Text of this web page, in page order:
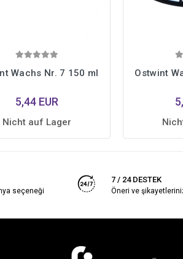
Wachs Nr. 7 150 ml
5,44 EUR
Nicht auf Lager
Ostwint
seçeneği
7 / 24 DESTEK
Öneri ve